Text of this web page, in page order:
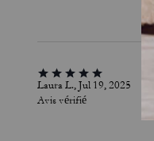
Laura L., Jul 19, 2025
Avis vérifié